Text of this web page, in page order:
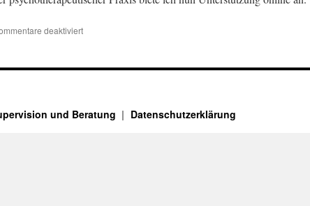
deaktiviertfür
Thomas
und Beratung Datenschutzerklärung